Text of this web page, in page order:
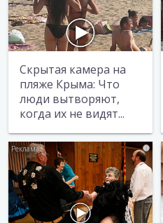
Скрытая камера на
пляже Крыма: Что
люди вытворяют,
когда их не видят...
i